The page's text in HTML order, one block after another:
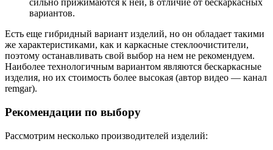
сильно прижимаются к ней, в отличие от бескаркасных
вариантов.
Есть еще гибридный вариант изделий, но он обладает такими
же характеристиками, как и каркасные стеклоочистители,
поэтому останавливать свой выбор на нем не рекомендуем.
Наиболее технологичным вариантом являются бескаркасные
изделия, но их стоимость более высокая (автор видео — канал
remgar).
Рекомендации по выбору
Рассмотрим несколько производителей изделий: